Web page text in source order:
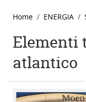
Home ENERGIA
Elementi
atlantico